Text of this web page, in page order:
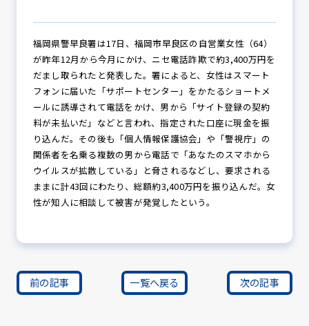
防犯パトロール
防犯セミナー
防犯対策情報
福岡県警早良署は17日、福岡市早良区の自営業女性（64）
が昨年12月から今月にかけ、ニセ電話詐欺で約3,400万円を
だまし取られたと発表した。署によると、女性はスマート
フォンに届いた「サポートセンター」をかたるショートメ
ールに誘導されて電話をかけ、男から「サイト登録の契約
料が未払いだ」などと言われ、指定された口座に現金を振
り込んだ。その後も「個人情報保護協会」や「警視庁」の
関係者を名乗る複数の男から電話で「あなたのスマホから
ウイルスが拡散している」と脅されるなどし、要求される
ままに計43回にわたり、総額約3,400万円を振り込んだ。女
性が知人に相談して被害が発覚したという。
前の記事 一覧へ戻る 次の記事